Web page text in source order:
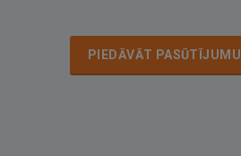
PIEDĀVĀT PASŪTĪJUMU